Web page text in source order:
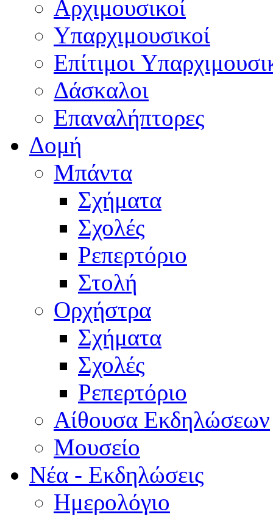
Aρχιμουσικοί
Υπαρχιμουσικοί
Επίτιμοι
Δάσκαλοι
Επαναλήπτορες
Δομή
Μπάντα
Σχήματα
Σχολές
Ρεπερτόριο
Στολή
Ορχήστρα
Σχήματα
Σχολές
Ρεπερτόριο
Aίθουσα Εκδηλώσεων
Μουσείο
Νέα - Εκδηλώσεις
Ημερολόγιο